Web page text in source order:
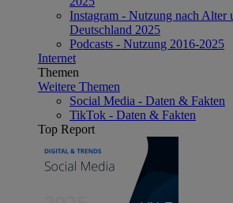
Instagram - Nutzung nach Alter
Deutschland 2025
Podcasts - Nutzung 2016-2025
Internet
Themen
Weitere Themen
Social Media - Daten & Fakten
TikTok - Daten & Fakten
Top Report